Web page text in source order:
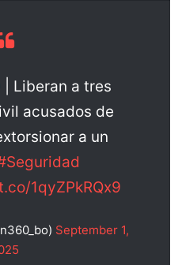
| Liberan a tres
acusados de
a un
1qyZPkRQx9
September 1,